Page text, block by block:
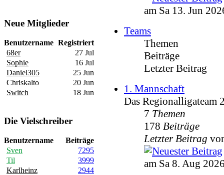
Neue Mitglieder
Benutzername Registriert
68er
27 Jul
Sophie
16 Jul
Daniel305
25 Jun
Chriskalto
20 Jun
Switch
18 Jun
Die Vielschreiber
Benutzername
Beiträge
Sven
7295
Til
3999
Karlheinz
2944
am Sa 13. Jun
Teams
Themen
Beiträge
Letzter Beitrag
1. Mannschaft
Das Regionalligateam
7 Themen
178 Beiträge
Letzter Beitrag
am Sa 8. Aug